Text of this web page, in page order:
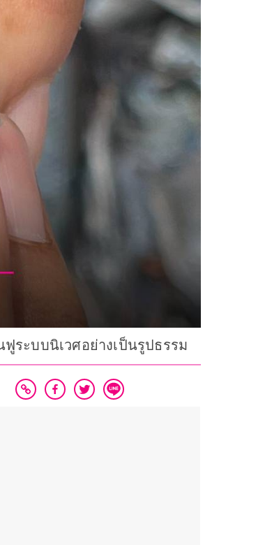
ระบบนิเวศอย่างเป็นรูปธรรม